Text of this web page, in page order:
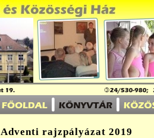
Adventi rajzpályázat 2019